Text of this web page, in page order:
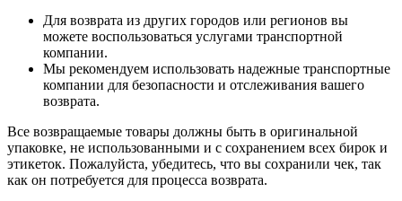
Для возврата из других городов или регионов вы
можете воспользоваться услугами транспортной
компании.
Мы рекомендуем использовать надежные транспортные
компании для безопасности и отслеживания вашего
возврата.
Все возвращаемые товары должны быть в оригинальной
упаковке, не использованными и с сохранением всех бирок и
этикеток. Пожалуйста, убедитесь, что вы сохранили чек, так
как он потребуется для процесса возврата.